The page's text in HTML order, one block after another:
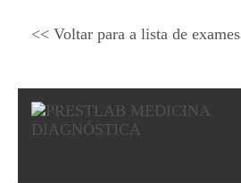
<< Voltar para a lista de exames